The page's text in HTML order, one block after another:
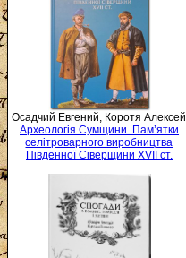
Осадчий Евгений, Коротя Алексей
Археологія Сумщини. Пам’ятки
селітроварного виробництва
Південної Сіверщини XVII ст.